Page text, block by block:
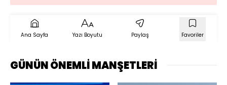
Ana Sayfa Yazı Boyutu Paylaş Favoriler
GÜNÜN ÖNEMLİ MANŞETLERİ